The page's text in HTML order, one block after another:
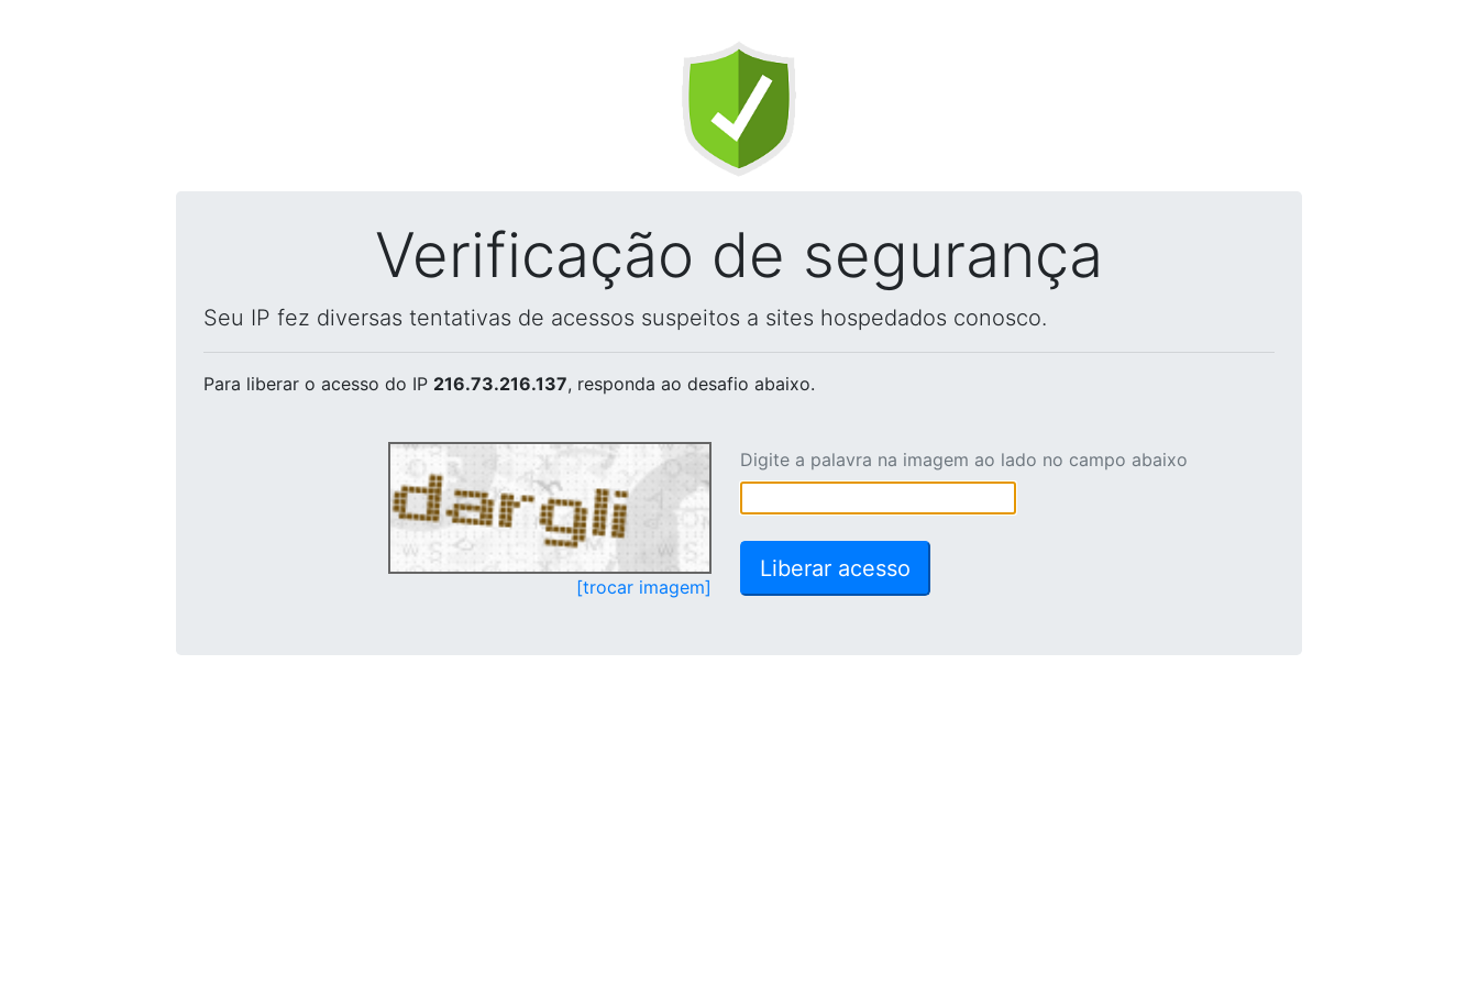
Verificação de segurança
Seu IP fez diversas tentativas de acessos suspeitos a sites hospedados conosco.
Para liberar o acesso do IP 216.73.216.137, responda ao desafio abaixo.
[trocar imagem]
Digite a palavra na imagem ao lado no campo abaixo